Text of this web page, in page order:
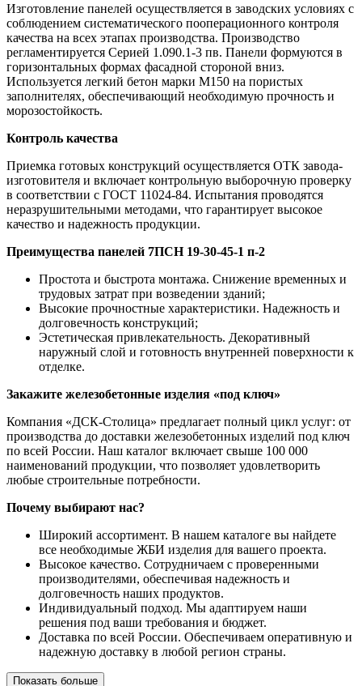
Изготовление панелей осуществляется в заводских условиях с
соблюдением систематического пооперационного контроля
качества на всех этапах производства. Производство
регламентируется Серией 1.090.1-3 пв. Панели формуются в
горизонтальных формах фасадной стороной вниз.
Используется легкий бетон марки М150 на пористых
заполнителях, обеспечивающий необходимую прочность и
морозостойкость.
Контроль качества
Приемка готовых конструкций осуществляется ОТК завода-
изготовителя и включает контрольную выборочную проверку
в соответствии с ГОСТ 11024-84. Испытания проводятся
неразрушительными методами, что гарантирует высокое
качество и надежность продукции.
Преимущества панелей 7ПСН 19-30-45-1 п-2
Простота и быстрота монтажа. Снижение временных и
трудовых затрат при возведении зданий;
Высокие прочностные характеристики. Надежность и
долговечность конструкций;
Эстетическая привлекательность. Декоративный
наружный слой и готовность внутренней поверхности к
отделке.
Закажите железобетонные изделия «под ключ»
Компания «ДСК-Столица» предлагает полный цикл услуг: от
производства до доставки железобетонных изделий под ключ
по всей России. Наш каталог включает свыше 100 000
наименований продукции, что позволяет удовлетворить
любые строительные потребности.
Почему выбирают нас?
Широкий ассортимент. В нашем каталоге вы найдете
все необходимые ЖБИ изделия для вашего проекта.
Высокое качество. Сотрудничаем с проверенными
производителями, обеспечивая надежность и
долговечность наших продуктов.
Индивидуальный подход. Мы адаптируем наши
решения под ваши требования и бюджет.
Доставка по всей России. Обеспечиваем оперативную и
надежную доставку в любой регион страны.
Показать больше